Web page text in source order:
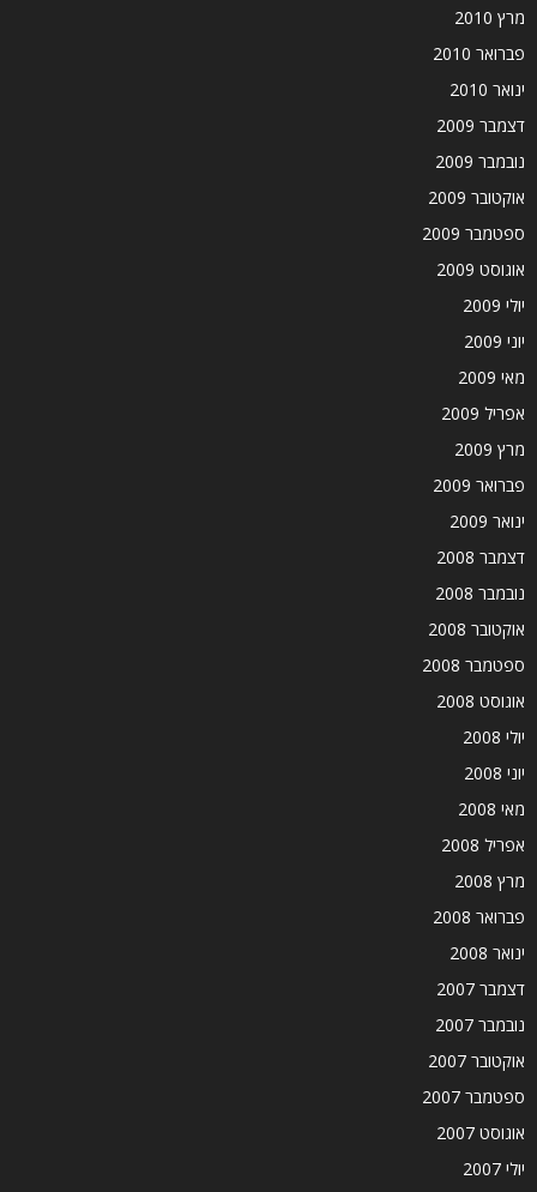
מרץ 2010
פברואר 2010
ינואר 2010
דצמבר 2009
נובמבר 2009
אוקטובר 2009
ספטמבר 2009
אוגוסט 2009
יולי 2009
יוני 2009
מאי 2009
אפריל 2009
מרץ 2009
פברואר 2009
ינואר 2009
דצמבר 2008
נובמבר 2008
אוקטובר 2008
ספטמבר 2008
אוגוסט 2008
יולי 2008
יוני 2008
מאי 2008
אפריל 2008
מרץ 2008
פברואר 2008
ינואר 2008
דצמבר 2007
נובמבר 2007
אוקטובר 2007
ספטמבר 2007
אוגוסט 2007
יולי 2007